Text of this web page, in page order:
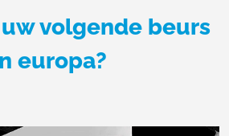
volgende beurs
europa?